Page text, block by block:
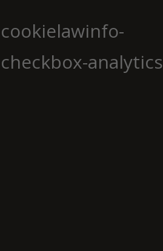
cookielawinfo-
checkbox-analytics